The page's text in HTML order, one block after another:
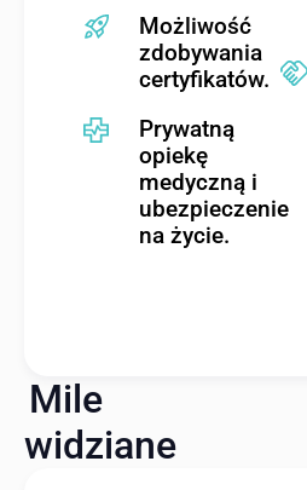
Możliwość
zdobywania
certyfikatów.
Prywatną
opiekę
medyczną i
ubezpieczenie
na życie.
Mile
widziane